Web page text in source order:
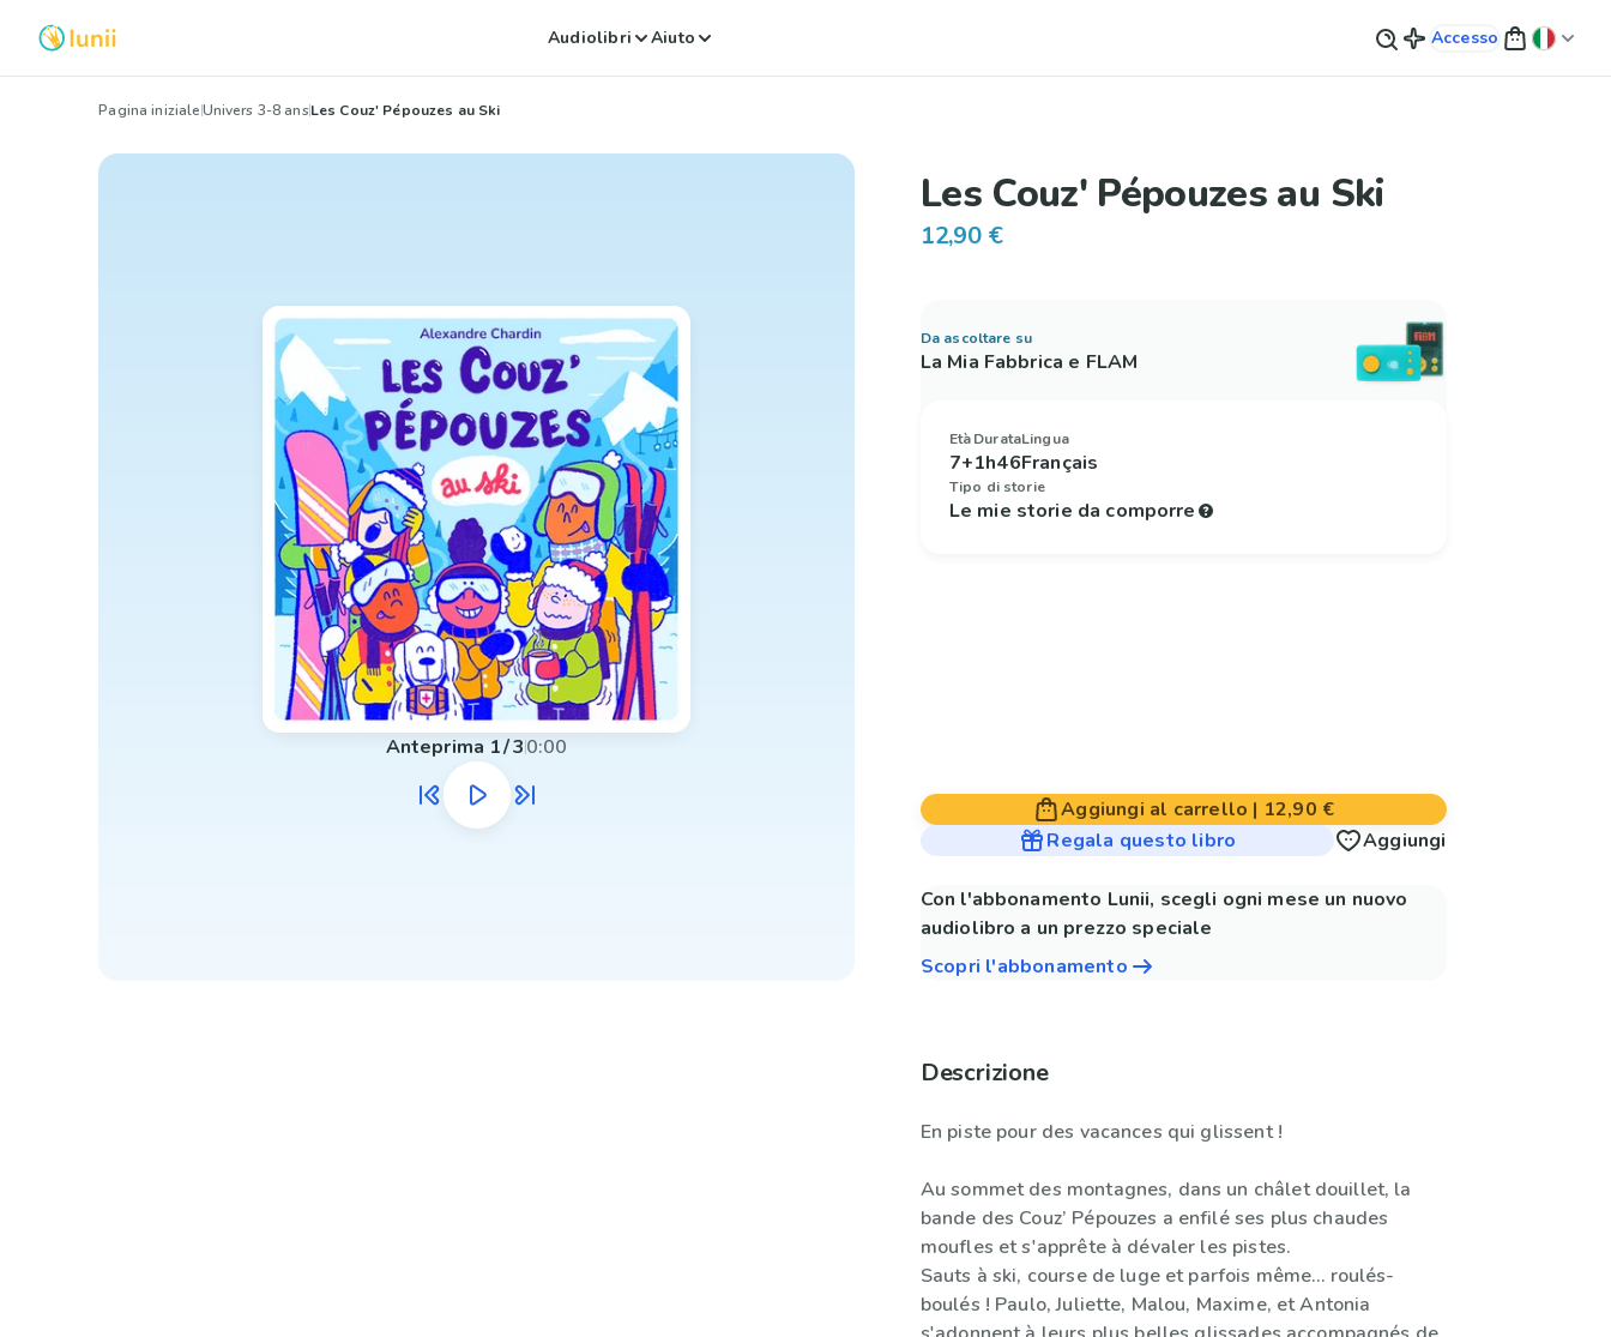
Audiolibri Aiuto Accesso
Pagina inizialeUnivers 3-8 ansLes Couz' Pépouzes au Ski
Anteprima 1/30:00
Les Couz' Pépouzes au Ski
12,90 €
Da ascoltare su
La Mia Fabbrica e FLAM
Età
7+
Durata
1h46
Lingua
Français
Tipo di storie
Le mie storie da comporre
Aggiungi al carrello | 12,90 €
Regala questo libro
Aggiungi
Con l'abbonamento Lunii, scegli ogni mese un nuovo
audiolibro a un prezzo speciale
Scopri l'abbonamento
Descrizione
En piste pour des vacances qui glissent !
Au sommet des montagnes, dans un châlet douillet, la
bande des Couz’ Pépouzes a enfilé ses plus chaudes
moufles et s'apprête à dévaler les pistes.
Sauts à ski, course de luge et parfois même… roulés-
boulés ! Paulo, Juliette, Malou, Maxime, et Antonia